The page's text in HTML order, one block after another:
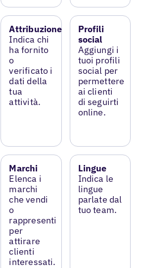
Attribuzione
Indica chi
ha fornito
o
verificato i
dati della
tua
attività.
Profili
social
Aggiungi i
tuoi profili
social per
permettere
ai clienti
di seguirti
online.
Marchi
Elenca i
marchi
che vendi
o
rappresenti
per
attirare
clienti
interessati.
Lingue
Indica le
lingue
parlate dal
tuo team.